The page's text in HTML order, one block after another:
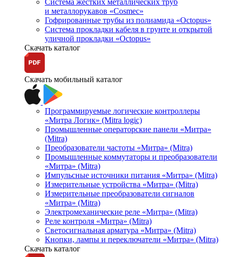
и металлорукавов «Cosmec»
Гофрированные трубы из полиамида «Octopus»
Система прокладки кабеля в грунте и открытой
уличной прокладки «Octopus»
Скачать каталог
Скачать мобильный каталог
Программируемые логические контроллеры
«Митра Логик» (Mitra logic)
Промышленные операторские панели «Митра»
(Mitra)
Преобразователи частоты «Митра» (Mitra)
Промышленные коммутаторы и преобразователи
«Митра» (Mitra)
Импульсные источники питания «Митра» (Mitra)
Измерительные устройства «Митра» (Mitra)
Измерительные преобразователи сигналов
«Митра» (Mitra)
Электромеханические реле «Митра» (Mitra)
Реле контроля «Митра» (Mitra)
Светосигнальная арматура «Митра» (Mitra)
Кнопки, лампы и переключатели «Митра» (Mitra)
Скачать каталог